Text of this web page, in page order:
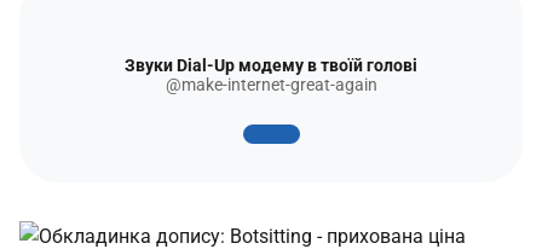
Звуки Dial-Up модему в твоїй голові
@make-internet-great-again